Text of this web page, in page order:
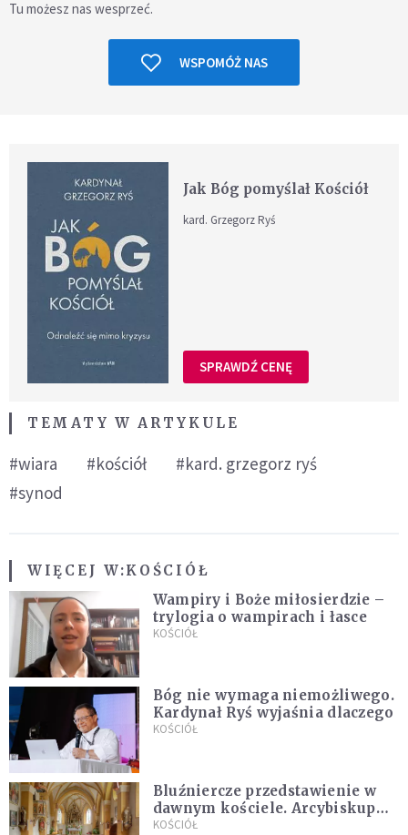
Tu możesz nas wesprzeć.
WSPOMÓŻ NAS
Jak Bóg pomyślał Kościół
kard. Grzegorz Ryś
SPRAWDŹ CENĘ
TEMATY W ARTYKULE
#wiara #kościół
#kard. grzegorz ryś
#synod
WIĘCEJ W:KOŚCIÓŁ
Wampiry i Boże miłosierdzie –
trylogia o wampirach i łasce
KOŚCIÓŁ
Bóg nie wymaga niemożliwego.
Kardynał Ryś wyjaśnia dlaczego
KOŚCIÓŁ
Bluźniercze przedstawienie w
dawnym kościele. Arcybiskup
stanowczo reaguje
KOŚCIÓŁ